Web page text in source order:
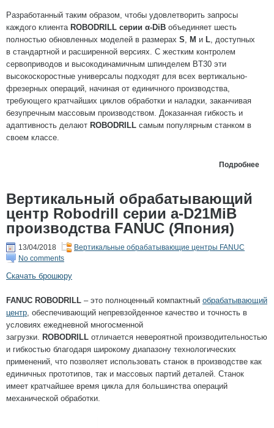
Разработанный таким образом, чтобы удовлетворить запросы
каждого клиента ROBODRILL серии α-DiB объединяет шесть
полностью обновленных моделей в размерах S, M и L, доступных
в стандартной и расширенной версиях. С жестким контролем
сервоприводов и высокодинамичным шпинделем BT30 эти
высокоскоростные универсалы подходят для всех вертикально-
фрезерных операций, начиная от единичного производства,
требующего кратчайших циклов обработки и наладки, заканчивая
безупречным массовым производством. Доказанная гибкость и
адаптивность делают ROBODRILL самым популярным станком в
своем классе.
Подробнее
Вертикальный обрабатывающий
центр Robodrill серии a-D21MiB
производства FANUC (Япония)
13/04/2018
Вертикальные обрабатывающие центры FANUC
No comments
Скачать брошюру
FANUC ROBODRILL – это полноценный компактный обрабатывающий
центр, обеспечивающий непревзойденное качество и точность в
условиях ежедневной многосменной
загрузки. ROBODRILL отличается невероятной производительностью
и гибкостью благодаря широкому диапазону технологических
применений, что позволяет использовать станок в производстве как
единичных прототипов, так и массовых партий деталей. Станок
имеет кратчайшее время цикла для большинства операций
механической обработки.